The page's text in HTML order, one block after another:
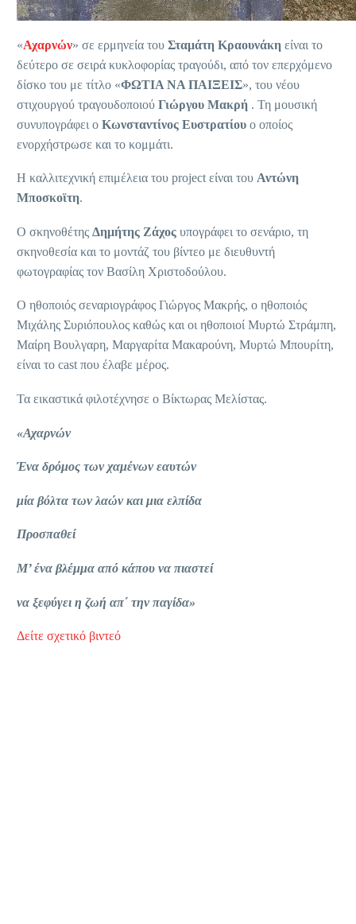
«Αχαρνών» σε ερμηνεία του Σταμάτη Κραουνάκη είναι το
δεύτερο σε σειρά κυκλοφορίας τραγούδι, από τον επερχόμενο
δίσκο του με τίτλο «ΦΩΤΙΑ ΝΑ ΠΑΙΞΕΙΣ», του νέου
στιχουργού τραγουδοποιού Γιώργου Μακρή . Τη μουσική
συνυπογράφει ο Κωνσταντίνος Ευστρατίου ο οποίος
ενορχήστρωσε και το κομμάτι.
Η καλλιτεχνική επιμέλεια του project είναι του Αντώνη
Μποσκοϊτη.
Ο σκηνοθέτης Δημήτης Ζάχος υπογράφει το σενάριο, τη
σκηνοθεσία και το μοντάζ του βίντεο με διευθυντή
φωτογραφίας τον Βασίλη Χριστοδούλου.
Ο ηθοποιός σεναριογράφος Γιώργος Μακρής, ο ηθοποιός
Μιχάλης Συριόπουλος καθώς και οι ηθοποιοί Μυρτώ Στράμπη,
Μαίρη Βουλγαρη, Μαργαρίτα Μακαρούνη, Μυρτώ Μπουρίτη,
είναι το cast που έλαβε μέρος.
Τα εικαστικά φιλοτέχνησε ο Βίκτωρας Μελίστας.
«Αχαρνών
Ένα δρόμος των χαμένων εαυτών
μία βόλτα των λαών και μια ελπίδα
Προσπαθεί
Μ’ ένα βλέμμα από κάπου να πιαστεί
να ξεφύγει η ζωή απ΄ την παγίδα»
Δείτε σχετικό βιντεό